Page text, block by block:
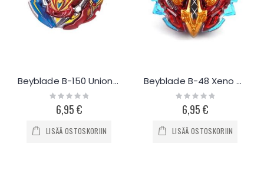
Beyblade B-150 Union Achilles
Rating:
0%6,95 €
LISÄÄ OSTOSKORIIN
Beyblade B-48 Xeno Xcalibur
Rating:
0%6,95 €
LISÄÄ OSTOSKORIIN